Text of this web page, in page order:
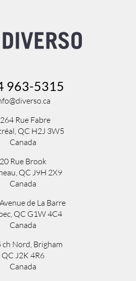
963-5315
Rue Fabre
QC H2J 3W5
Canada
20 Rue Brook
QC J9H 2X9
Canada
de La Barre
QC G1W 4C4
Canada
ch Nord Brigham
QC J2K 4R6
Canada